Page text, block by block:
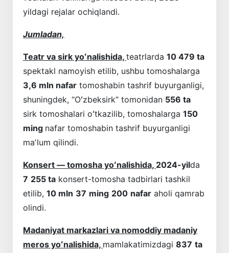
yildagi rejalar ochiqlandi.
Jumladan,
Teatr va sirk yoʻnalishida, teatrlarda 10 479 ta
spektakl namoyish etilib, ushbu tomoshalarga
3,6 mln nafar tomoshabin tashrif buyurganligi,
shuningdek, “Oʻzbeksirk” tomonidan 556 ta
sirk tomoshalari oʻtkazilib, tomoshalarga 150
ming nafar tomoshabin tashrif buyurganligi
maʼlum qilindi.
Konsert — tomosha yoʻnalishida, 2024-yilda
7 255 ta konsert-tomosha tadbirlari tashkil
etilib, 10 mln 37 ming 200 nafar aholi qamrab
olindi.
Madaniyat markazlari va nomoddiy madaniy
meros yoʻnalishida, mamlakatimizdagi 837 ta